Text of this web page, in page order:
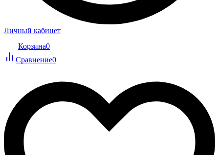
Личный кабинет
Корзина0
Сравнение0